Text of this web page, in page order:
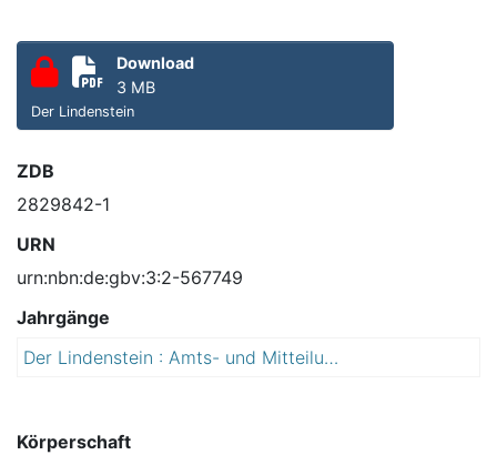
Download
3 MB
Der Lindenstein
ZDB
2829842-1
URN
urn:nbn:de:gbv:3:2-567749
Jahrgänge
Der Lindenstein : Amts- und Mitteilungsblatt der Stadt Sandersdorf-Brehna mit den Ortschaften Stadt Brehna, Glebitzsch, Heideloh, Petersroda, Ramsin, Renneritz, Roitzsch, Zscherndorf
Körperschaft